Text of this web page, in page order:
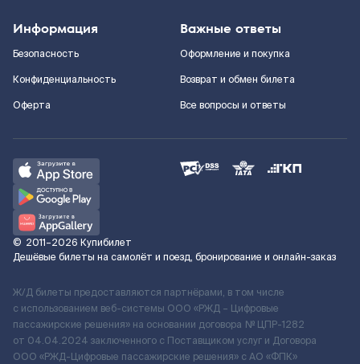
Информация
Безопасность
Конфиденциальность
Оферта
Важные ответы
Оформление и покупка
Возврат и обмен билета
Все вопросы и ответы
© 2011–2026 Купибилет
Дешёвые билеты на самолёт и поезд, бронирование и онлайн-заказ
Ж/Д билеты предоставляются партнёрами, в том числе
с использованием веб-системы ООО «РЖД – Цифровые
пассажирские решения» на основании договора № ЦПР-1282
от 04.04.2024 заключенного с Поставщиком услуг и Договора
ООО «РЖД-Цифровые пассажирские решения» c АО «ФПК»